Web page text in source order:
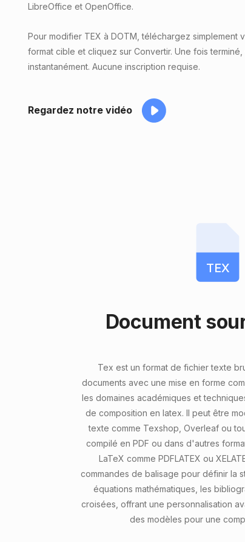
LibreOffice et OpenOffice.
Pour modifier TEX à DOTM, téléchargez simplement
format cible et cliquez sur Convertir. Une fois
instantanément. Aucune inscription requise.
Regardez notre vidéo
TEX
Document
Tex est un format de fichier texte
documents avec une mise en forme
les domaines académiques et
de composition en latex. Il peut être
texte comme Texshop, Overleaf ou
compilé en PDF ou dans d'autres
LaTeX comme PDFLATEX ou
commandes de balisage pour définir la
équations mathématiques, les
croisées, offrant une personnalisation
des modèles pour une